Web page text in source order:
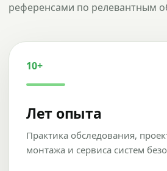
референсами по релевантным
10+
Лет опыта
Практика обследования,
монтажа и сервиса систем